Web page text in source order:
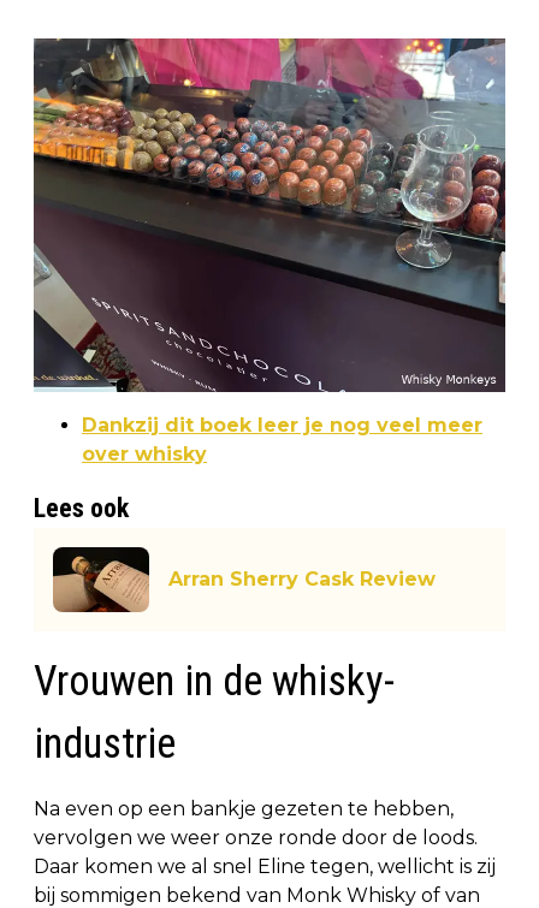
Dankzij dit boek leer je nog veel meer
over whisky
Lees ook
Arran Sherry Cask Review
Vrouwen in de whisky-
industrie
Na even op een bankje gezeten te hebben,
vervolgen we weer onze ronde door de loods.
Daar komen we al snel Eline tegen, wellicht is zij
bij sommigen bekend van Monk Whisky of van